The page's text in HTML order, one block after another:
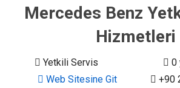
Mercedes Benz
Hizmetleri
Yetkili Servis
0
Web Sitesine Git
+90